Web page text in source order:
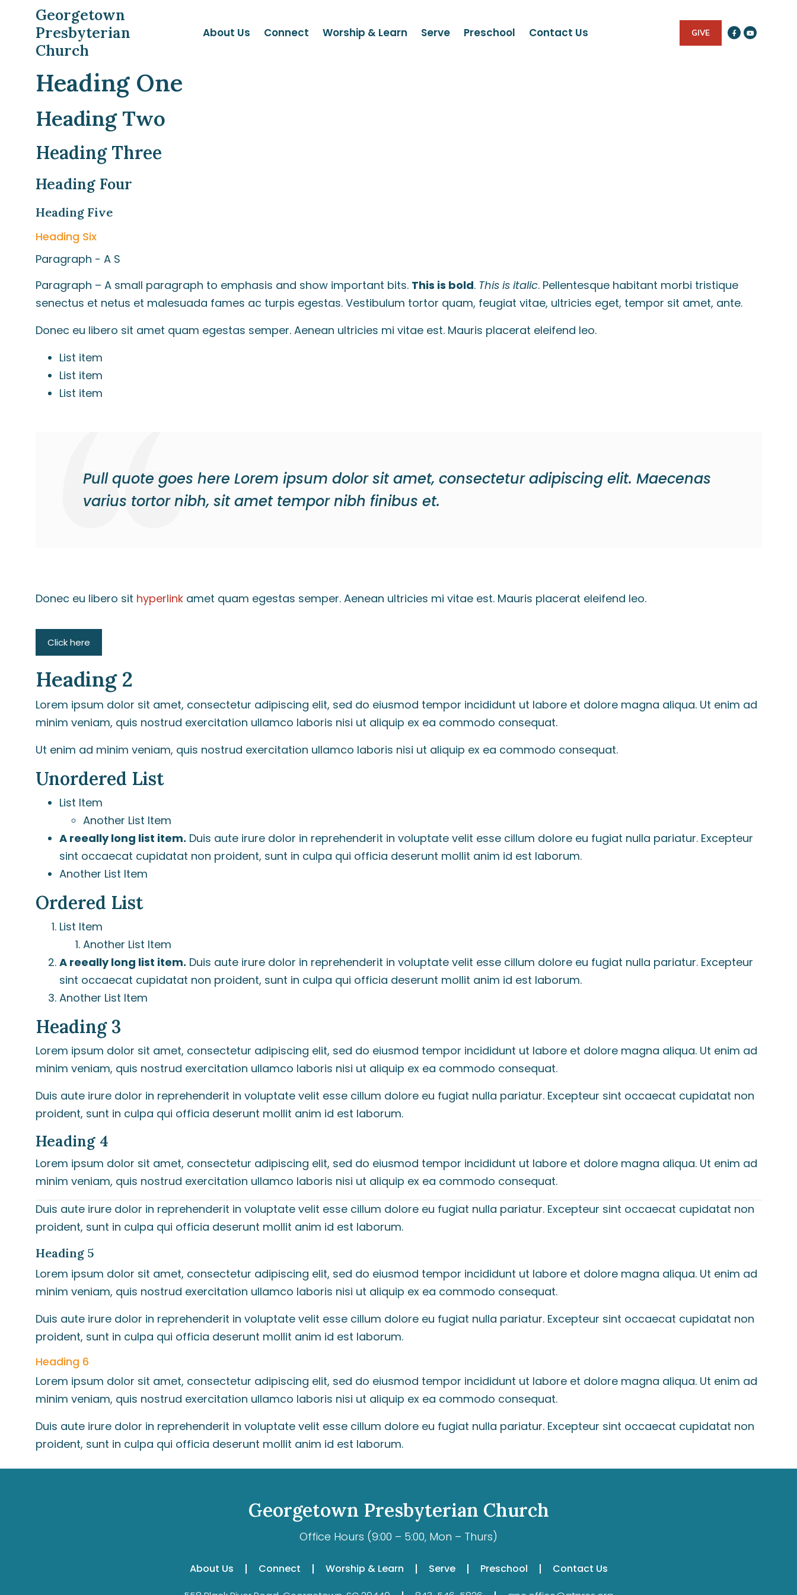
Georgetown
Presbyterian
Church
About Us Connect Worship & Learn Serve Preschool Contact Us GIVE
Heading One
Heading Two
Heading Three
Heading Four
Heading Five
Heading Six
Paragraph - A S
Paragraph – A small paragraph to emphasis and show important bits. This is bold. This is italic. Pellentesque habitant morbi tristique
senectus et netus et malesuada fames ac turpis egestas. Vestibulum tortor quam, feugiat vitae, ultricies eget, tempor sit amet, ante.
Donec eu libero sit amet quam egestas semper. Aenean ultricies mi vitae est. Mauris placerat eleifend leo.
List item
List item
List item
Pull quote goes here Lorem ipsum dolor sit amet, consectetur adipiscing elit. Maecenas
varius tortor nibh, sit amet tempor nibh finibus et.
Donec eu libero sit hyperlinkamet quam egestas semper. Aenean ultricies mi vitae est. Mauris placerat eleifend leo.
Click here
Heading 2
Lorem ipsum dolor sit amet, consectetur adipiscing elit, sed do eiusmod tempor incididunt ut labore et dolore magna aliqua. Ut enim ad
minim veniam, quis nostrud exercitation ullamco laboris nisi ut aliquip ex ea commodo consequat.
Ut enim ad minim veniam, quis nostrud exercitation ullamco laboris nisi ut aliquip ex ea commodo consequat.
Unordered List
List Item
Another List Item
A reeally long list item. Duis aute irure dolor in reprehenderit in voluptate velit esse cillum dolore eu fugiat nulla pariatur. Excepteur
sint occaecat cupidatat non proident, sunt in culpa qui officia deserunt mollit anim id est laborum.
Another List Item
Ordered List
List Item
Another List Item
A reeally long list item. Duis aute irure dolor in reprehenderit in voluptate velit esse cillum dolore eu fugiat nulla pariatur. Excepteur
sint occaecat cupidatat non proident, sunt in culpa qui officia deserunt mollit anim id est laborum.
Another List Item
Heading 3
Lorem ipsum dolor sit amet, consectetur adipiscing elit, sed do eiusmod tempor incididunt ut labore et dolore magna aliqua. Ut enim ad
minim veniam, quis nostrud exercitation ullamco laboris nisi ut aliquip ex ea commodo consequat.
Duis aute irure dolor in reprehenderit in voluptate velit esse cillum dolore eu fugiat nulla pariatur. Excepteur sint occaecat cupidatat non
proident, sunt in culpa qui officia deserunt mollit anim id est laborum.
Heading 4
Lorem ipsum dolor sit amet, consectetur adipiscing elit, sed do eiusmod tempor incididunt ut labore et dolore magna aliqua. Ut enim ad
minim veniam, quis nostrud exercitation ullamco laboris nisi ut aliquip ex ea commodo consequat.
Duis aute irure dolor in reprehenderit in voluptate velit esse cillum dolore eu fugiat nulla pariatur. Excepteur sint occaecat cupidatat non
proident, sunt in culpa qui officia deserunt mollit anim id est laborum.
Heading 5
Lorem ipsum dolor sit amet, consectetur adipiscing elit, sed do eiusmod tempor incididunt ut labore et dolore magna aliqua. Ut enim ad
minim veniam, quis nostrud exercitation ullamco laboris nisi ut aliquip ex ea commodo consequat.
Duis aute irure dolor in reprehenderit in voluptate velit esse cillum dolore eu fugiat nulla pariatur. Excepteur sint occaecat cupidatat non
proident, sunt in culpa qui officia deserunt mollit anim id est laborum.
Heading 6
Lorem ipsum dolor sit amet, consectetur adipiscing elit, sed do eiusmod tempor incididunt ut labore et dolore magna aliqua. Ut enim ad
minim veniam, quis nostrud exercitation ullamco laboris nisi ut aliquip ex ea commodo consequat.
Duis aute irure dolor in reprehenderit in voluptate velit esse cillum dolore eu fugiat nulla pariatur. Excepteur sint occaecat cupidatat non
proident, sunt in culpa qui officia deserunt mollit anim id est laborum.
Georgetown Presbyterian Church
Office Hours (9:00 – 5:00, Mon – Thurs)
About Us Connect Worship & Learn Serve Preschool
Contact Us